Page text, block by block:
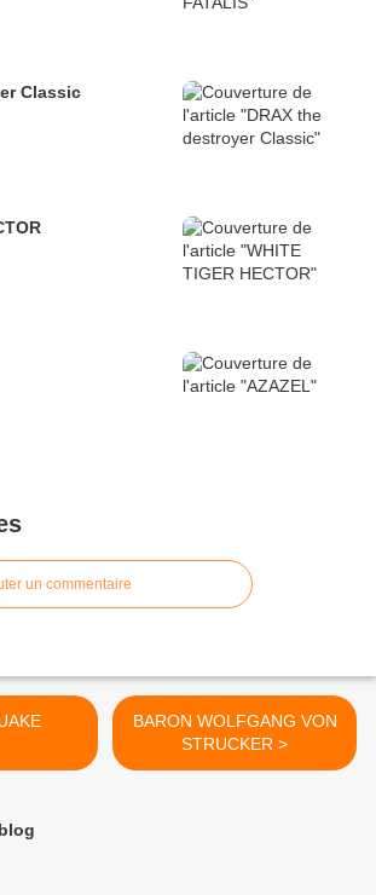
Classic
un commentaire
BARON WOLFGANG VON
STRUCKER >